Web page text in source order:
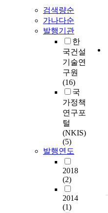
검색량순
가나다순
발행기관
한
국건설
기술연
구원
(16)
국
가정책
연구포
털
(NKIS)
(5)
발행연도
2018
(2)
2014
(1)